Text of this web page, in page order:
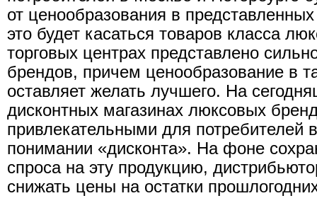
от ценообразования в
это будет касаться товаров класса
торговых центрах представлено
брендов, причем ценообразование в
оставляет желать лучшего. На
дисконтных магазинах люксовых
привлекательными для потребителей
понимании «дисконта». На фоне
спроса на эту продукцию,
снижать цены на остатки